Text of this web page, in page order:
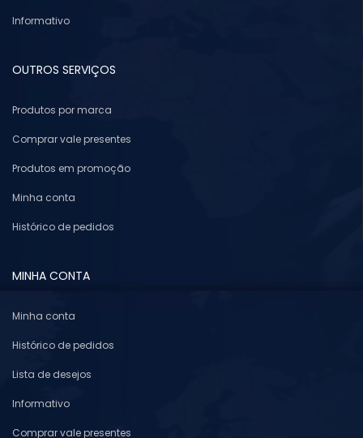
Informativo
OUTROS SERVIÇOS
Produtos por marca
Comprar vale presentes
Produtos em promoção
Minha conta
Histórico de pedidos
MINHA CONTA
Minha conta
Histórico de pedidos
Lista de desejos
Informativo
Comprar vale presentes